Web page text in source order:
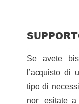
Se avete
l’acquisto di
tipo di
non esitate a